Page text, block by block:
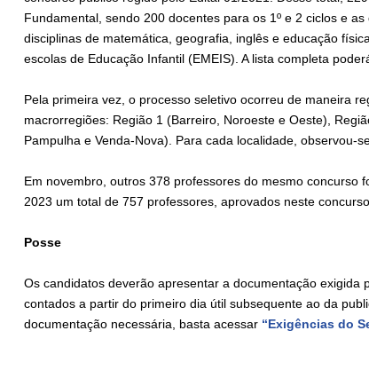
Fundamental, sendo 200 docentes para os 1º e 2 ciclos e
disciplinas de matemática, geografia, inglês e educação
escolas de Educação Infantil (EMEIS). A lista completa
Pela primeira vez, o processo seletivo ocorreu de maneira
macrorregiões: Região 1 (Barreiro, Noroeste e Oeste),
Pampulha e Venda-Nova). Para cada localidade, observou-
Em novembro, outros 378 professores do mesmo concurso
2023 um total de 757 professores, aprovados neste
Posse
Os candidatos deverão apresentar a documentação exigida
contados a partir do primeiro dia útil subsequente ao da
documentação necessária, basta acessar “Exigências do